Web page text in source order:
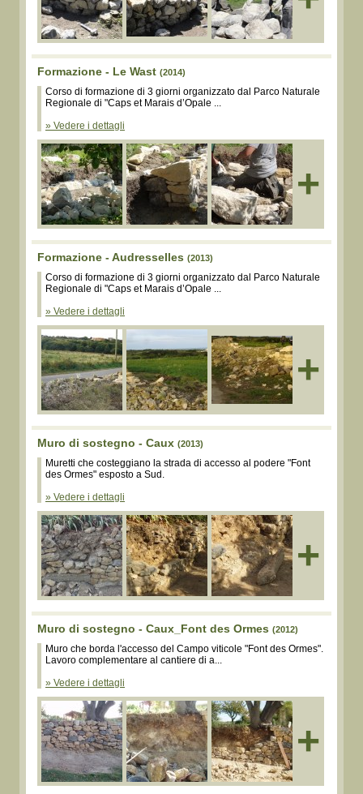
Formazione - Le Wast (2014)
Corso di formazione di 3 giorni organizzato dal Parco Naturale
Regionale di "Caps et Marais d’Opale ...
» Vedere i dettagli
+
Formazione - Audresselles (2013)
Corso di formazione di 3 giorni organizzato dal Parco Naturale
Regionale di "Caps et Marais d’Opale ...
» Vedere i dettagli
+
Muro di sostegno - Caux (2013)
Muretti che costeggiano la strada di accesso al podere "Font
des Ormes" esposto a Sud.
» Vedere i dettagli
+
Muro di sostegno - Caux_Font des Ormes (2012)
Muro che borda l'accesso del Campo viticole "Font des Ormes".
Lavoro complementare al cantiere di a...
» Vedere i dettagli
+